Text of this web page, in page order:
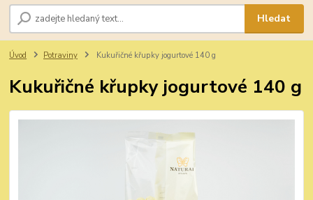
Hledat
Úvod Potraviny Kukuřičné křupky jogurtové 140 g
Kukuřičné křupky jogurtové 140 g